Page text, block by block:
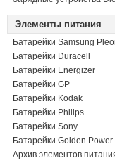
Элементы питания
Батарейки Samsung
Батарейки Duracell
Батарейки Energizer
Батарейки GP
Батарейки Kodak
Батарейки Philips
Батарейки Sony
Батарейки Golden Power
Архив элементов